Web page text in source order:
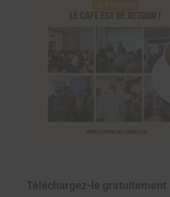
Téléchargez-le gratuitement